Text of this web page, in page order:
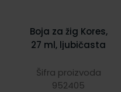
Boja za žig Kores,
27 ml, ljubičasta
Šifra proizvoda
952405